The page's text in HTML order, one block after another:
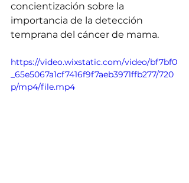
concientización sobre la
importancia de la detección
temprana del cáncer de mama.
https://video.wixstatic.com/video/bf7bf0
_65e5067a1cf7416f9f7aeb3971ffb277/720
p/mp4/file.mp4